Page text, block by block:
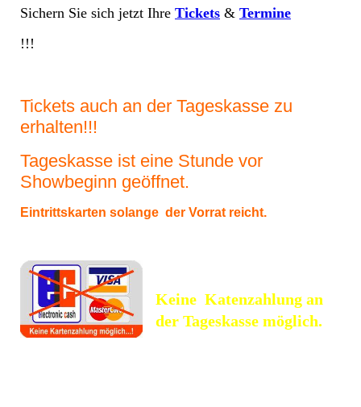
Sichern Sie sich jetzt Ihre Tickets & Termine
!!!
Tickets auch an der Tageskasse zu
erhalten!!!
Tageskasse ist eine Stunde vor
Showbeginn geöffnet.
Eintrittskarten solange der Vorrat reicht.
Keine Katenzahlung an
der Tageskasse möglich.